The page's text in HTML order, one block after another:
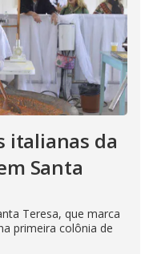
italianas da
Santa
Teresa, que marca
primeira colônia de